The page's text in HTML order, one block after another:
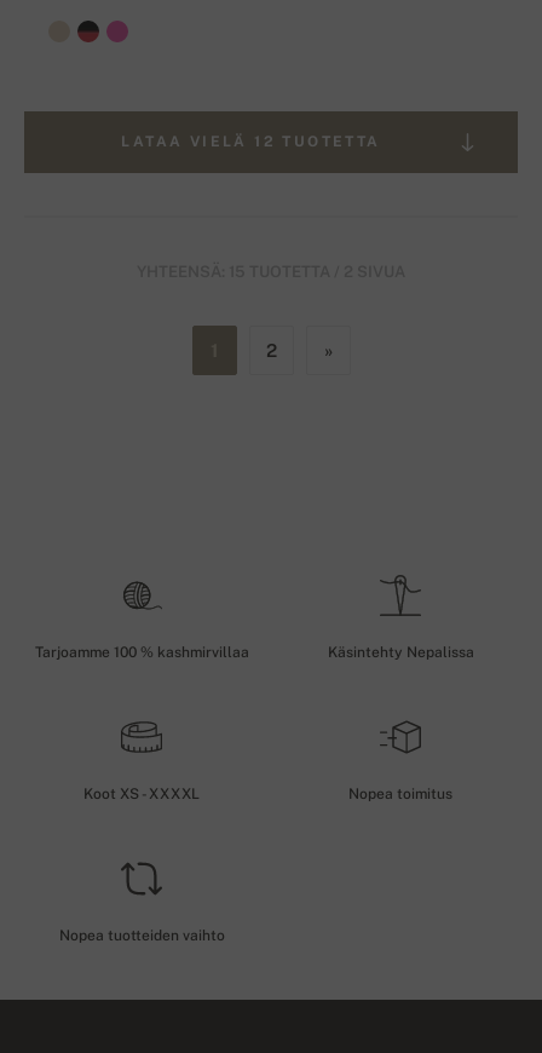
LATAA VIELÄ 12 TUOTETTA
2 »
Tarjoamme 100 % kashmirvillaa Käsintehty Nepalissa
Koot XS - XXXXL Nopea toimitus
Nopea tuotteiden vaihto